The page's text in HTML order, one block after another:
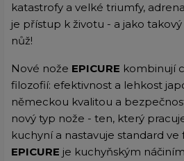
katastrofy a velké triumfy,
je přístup k životu - a jako
nůž!
Nové nože EPICURE kombinují
filozofií: efektivnost a lehkost
německou kvalitou a
nový typ nože - ten, který
kuchyní a nastavuje standard ve
EPICURE je kuchyňským